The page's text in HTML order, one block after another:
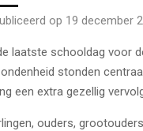
op 19 december
laatste schooldag voor
stonden
een extra gezellig
ouders,